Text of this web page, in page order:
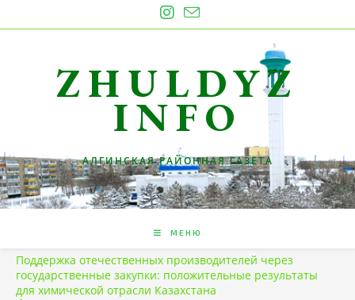
к
ZHULDYZ
INFO
АЛГИНСКАЯ РАЙОННАЯ ГАЗЕТА
МЕНЮ
Поддержка отечественных производителей через
государственные закупки: положительные результаты
для химической отрасли Казахстана